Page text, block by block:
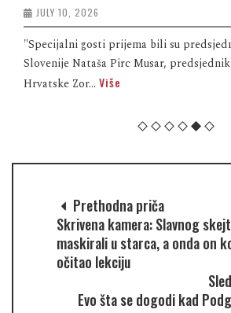
JULY 10, 2026
"Specijalni gosti prijema bili su
Slovenije Nataša Pirc Musar,
Hrvatske Zor... Više
Prethodna priča
Skrivena kamera: Slavnog
maskirali u starca, a onda on
očitao lekciju
Evo šta se dogodi kad